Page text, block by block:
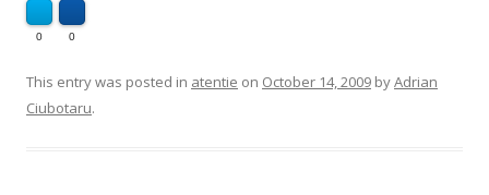
0 0
This entry was posted in atentie on October 14, 2009 byAdrian
Ciubotaru.